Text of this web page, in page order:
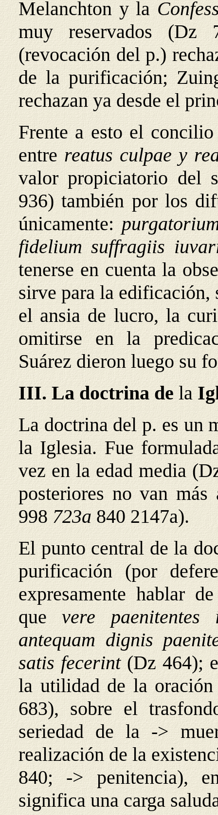
Melanchton y la
muy reservados (Dz
(revocación del p.)
de la purificación;
rechazan ya desde el
Frente a esto el
entre reatus culpae y
valor propiciatorio del
936) también por los
únicamente:
fidelium suffragiis
tenerse en cuenta la
sirve para la edificación,
el ansia de lucro, la
omitirse en la
Suárez dieron luego su
III. La doctrina dela
La doctrina del p. es un
la Iglesia. Fue
vez en la edad media
posteriores no van
998723a 840 2147a).
El punto central de la
purificación (por
expresamente hablar
quevere
antequam dignis
satis fecerint(Dz 464);
la utilidad de la
683), sobre el
seriedad de la ->
realización de la
840; -> penitencia),
significa una carga